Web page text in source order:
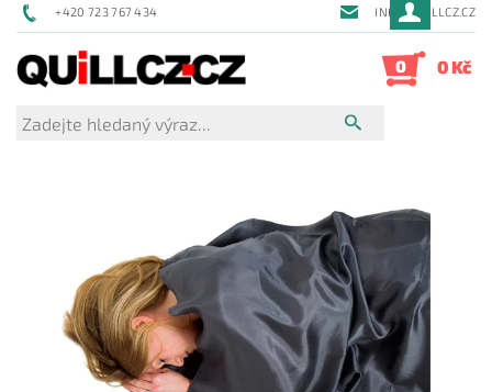
+420 723 767 434 INFO@QUILLCZ.CZ
0 0 Kč